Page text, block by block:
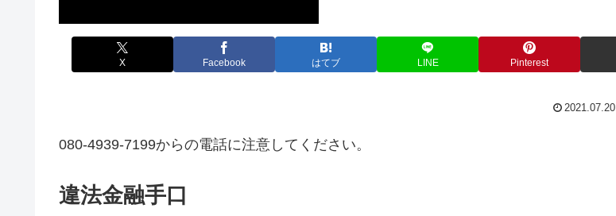
X Facebook はてブ LINE Pinterest
2021.07.20
080-4939-7199からの電話に注意してください。
違法金融手口